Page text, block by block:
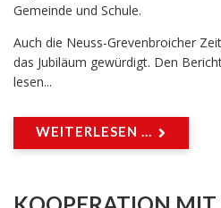
Gemeinde und Schule.
Auch die Neuss-Grevenbroicher
das Jubiläum gewürdigt. Den
lesen...
WEITERLESEN ...